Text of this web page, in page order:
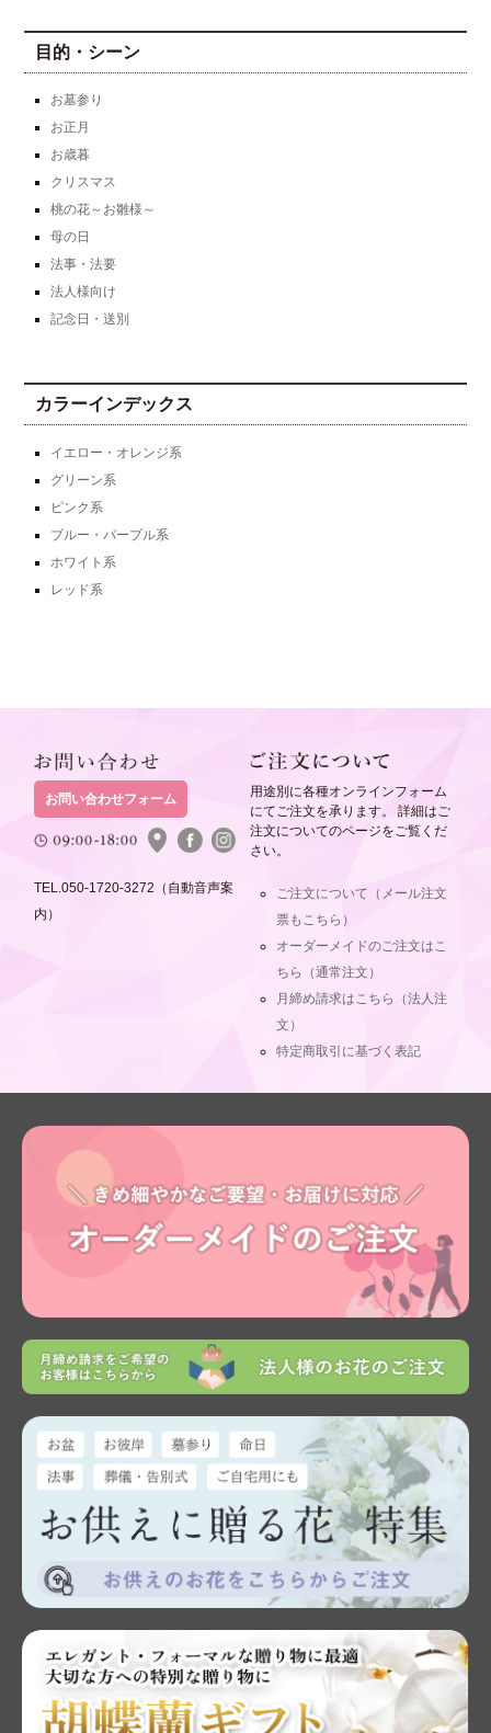
目的・シーン
お墓参り
お正月
お歳暮
クリスマス
桃の花～お雛様～
母の日
法事・法要
法人様向け
記念日・送別
カラーインデックス
イエロー・オレンジ系
グリーン系
ピンク系
ブルー・パープル系
ホワイト系
レッド系
お問い合わせフォーム
TEL.050-1720-3272（自動音声案
内）
用途別に各種オンラインフォーム
にてご注文を承ります。 詳細はご
注文についてのページをご覧くだ
さい。
ご注文について（メール注文
票もこちら）
オーダーメイドのご注文はこ
ちら（通常注文）
月締め請求はこちら（法人注
文）
特定商取引に基づく表記